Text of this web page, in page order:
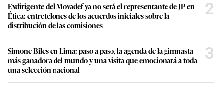
Exdirigente del Movadef ya no será el representante de JP en
Ética: entretelones de los acuerdos iniciales sobre la
distribución de las comisiones
2
Simone Biles en Lima: paso a paso, la agenda de la gimnasta
más ganadora del mundo y una visita que emocionará a toda
una selección nacional
3